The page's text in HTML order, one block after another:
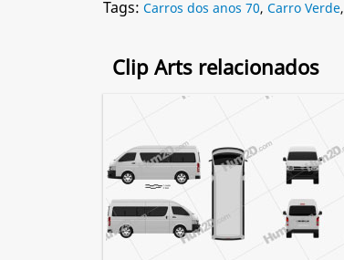
Tags: Carros dos anos 70, Carro Verde,
Clip Arts relacionados